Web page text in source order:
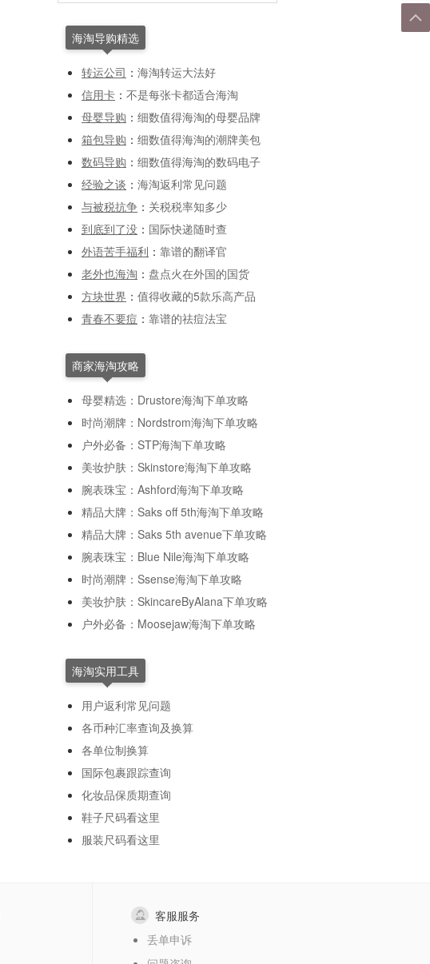
海淘导购精选
转运公司 ： 海淘转运大法好
信用卡 ： 不是每张卡都适合海淘
母婴导购 ： 细数值得海淘的母婴品牌
箱包导购 ： 细数值得海淘的潮牌美包
数码导购 ： 细数值得海淘的数码电子
经验之谈 ： 海淘返利常见问题
与被税抗争 ： 关税税率知多少
到底到了没 ： 国际快递随时查
外语苦手福利 ： 靠谱的翻译官
老外也海淘 ： 盘点火在外国的国货
方块世界 ： 值得收藏的5款乐高产品
青春不要痘 ： 靠谱的祛痘法宝
商家海淘攻略
母婴精选：Drustore海淘下单攻略
时尚潮牌：Nordstrom海淘下单攻略
户外必备：STP海淘下单攻略
美妆护肤：Skinstore海淘下单攻略
腕表珠宝：Ashford海淘下单攻略
精品大牌：Saks off 5th海淘下单攻略
精品大牌：Saks 5th avenue下单攻略
腕表珠宝：Blue Nile海淘下单攻略
时尚潮牌：Ssense海淘下单攻略
美妆护肤：SkincareByAlana下单攻略
户外必备：Moosejaw海淘下单攻略
海淘实用工具
用户返利常见问题
各币种汇率查询及换算
各单位制换算
国际包裹跟踪查询
化妆品保质期查询
鞋子尺码看这里
服装尺码看这里
客服服务
丢单申诉